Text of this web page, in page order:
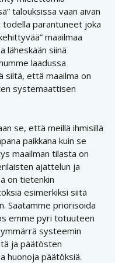
talouksissa vaan aivan
todella parantuneet joka
maailmaa
läheskään siinä
laadussa
siltä, että maailma on
systemaattisen
se, että meillä ihmisillä
paikkana kuin se
maailman tilasta on
ajattelun ja
on tietenkin
esimerkiksi siitä
Saatamme priorisoida
emme pyri totuuteen
systeemin
ja päätösten
huonoja päätöksiä.